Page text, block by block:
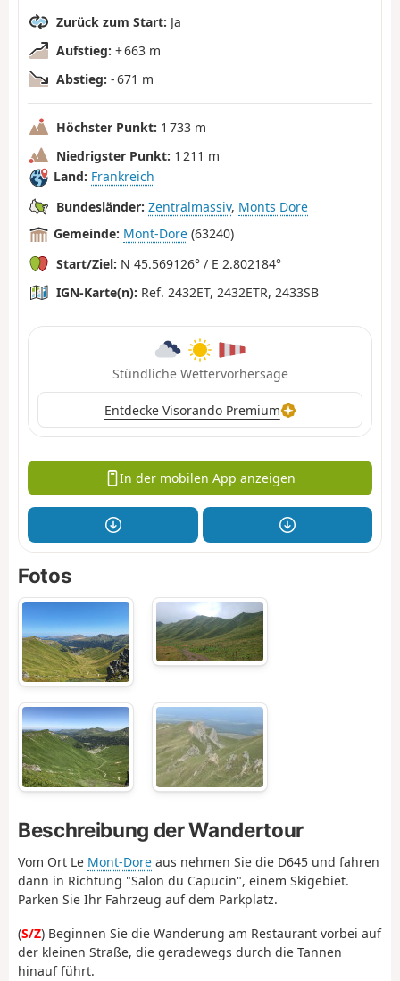
Zurück zum Start: Ja
Aufstieg: + 663 m
Abstieg: - 671 m
Höchster Punkt: 1 733 m
Niedrigster Punkt: 1 211 m
Land: Frankreich
Bundesländer: Zentralmassiv, Monts Dore
Gemeinde: Mont-Dore (63240)
Start/Ziel: N 45.569126° / E 2.802184°
IGN-Karte(n): Ref. 2432ET, 2432ETR, 2433SB
Stündliche Wettervorhersage
Entdecke Visorando Premium
In der mobilen App anzeigen
Fotos
Beschreibung der Wandertour
Vom Ort Le Mont-Dore aus nehmen Sie die D645 und fahren
dann in Richtung "Salon du Capucin", einem Skigebiet.
Parken Sie Ihr Fahrzeug auf dem Parkplatz.
(S/Z) Beginnen Sie die Wanderung am Restaurant vorbei auf
der kleinen Straße, die geradewegs durch die Tannen
hinauf führt.